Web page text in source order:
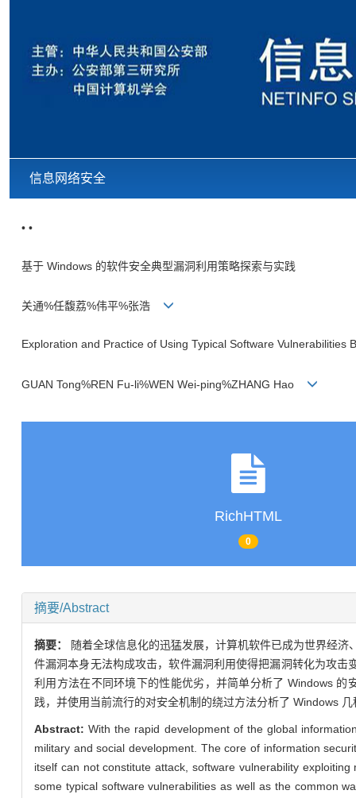
信息网络安全
• •
基于 Windows 的软件安全典型漏洞利用策略探索与实践
关通%任馥荔%伟平%张浩
Exploration and Practice of Using Typical Software Vulnerabilities
GUAN Tong%REN Fu-li%WEN Wei-ping%ZHANG Hao
RichHTML
0
摘要/Abstract
摘要：
随着全球信息化的迅猛发展，计算机软件已成为世界经
件漏洞本身无法构成攻击，软件漏洞利用使得把漏洞转化为攻
利用方法在不同环境下的性能优劣，并简单分析了 Windows
践，并使用当前流行的对安全机制的绕过方法分析了 Windows
Abstract:With the rapid development of the global
military and social development. The core of information
itself can not constitute attack, software vulnerability
some typical software vulnerabilities as well as the common